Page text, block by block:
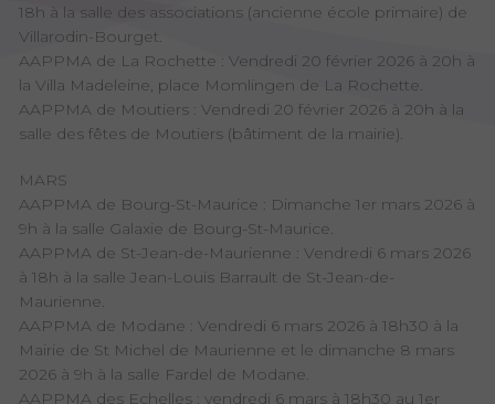
18h à la salle des associations (ancienne école primaire) de
Villarodin-Bourget.
AAPPMA de La Rochette : Vendredi 20 février 2026 à 20h à
la Villa Madeleine, place Momlingen de La Rochette.
AAPPMA de Moutiers : Vendredi 20 février 2026 à 20h à la
salle des fêtes de Moutiers (bâtiment de la mairie).
MARS
AAPPMA de Bourg-St-Maurice : Dimanche 1er mars 2026 à
9h à la salle Galaxie de Bourg-St-Maurice.
AAPPMA de St-Jean-de-Maurienne : Vendredi 6 mars 2026
à 18h à la salle Jean-Louis Barrault de St-Jean-de-
Maurienne.
AAPPMA de Modane : Vendredi 6 mars 2026 à 18h30 à la
Mairie de St Michel de Maurienne et le dimanche 8 mars
2026 à 9h à la salle Fardel de Modane.
AAPPMA des Echelles : vendredi 6 mars à 18h30 au 1er